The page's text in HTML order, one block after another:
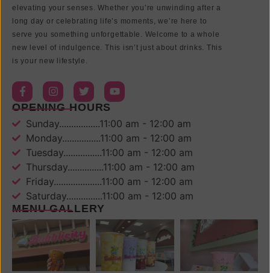
elevating your senses. Whether you’re unwinding after a
long day or celebrating life’s moments, we’re here to
serve you something unforgettable. Welcome to a whole
new level of indulgence. This isn’t just about drinks. This
is your new lifestyle.
OPENING HOURS
Sunday.................11:00 am - 12:00 am
Monday................11:00 am - 12:00 am
Tuesday................11:00 am - 12:00 am
Thursday...............11:00 am - 12:00 am
Friday....................11:00 am - 12:00 am
Saturday...............11:00 am - 12:00 am
MENU GALLERY